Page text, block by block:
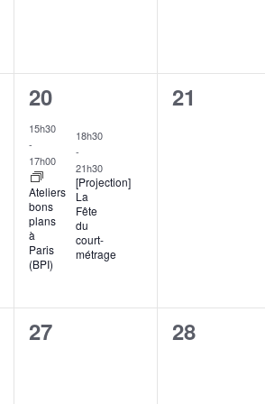
2
évènements,
20
15h30
-
17h00
Ateliers
bons
plans
à
Paris
(BPI)
18h30
-
21h30
[Projection]
La
Fête
du
court-
métrage
0
21
0
27
0
28